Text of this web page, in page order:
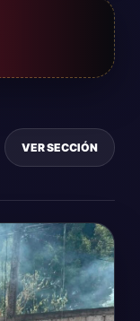
VER SECCIÓN